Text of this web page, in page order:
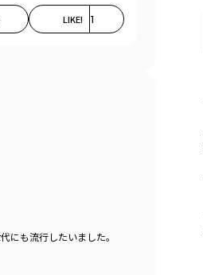
LIKE! 1
にも流行したいました。